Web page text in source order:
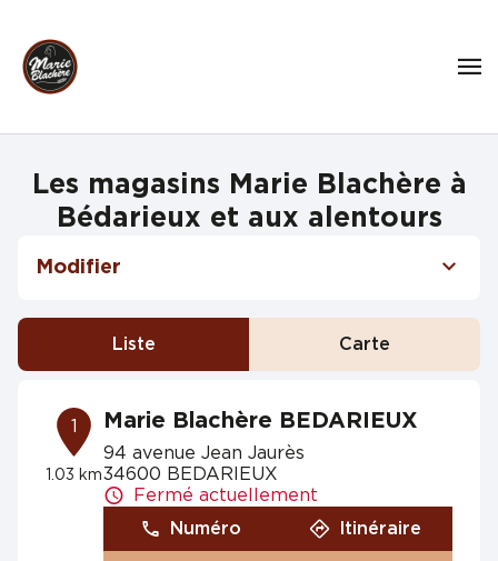
Les magasins Marie Blachère à
Bédarieux et aux alentours
Modifier
Liste Carte
1
1.03 km
Marie Blachère BEDARIEUX
94 avenue Jean Jaurès
34600 BEDARIEUX
Fermé actuellement
Numéro
Itinéraire